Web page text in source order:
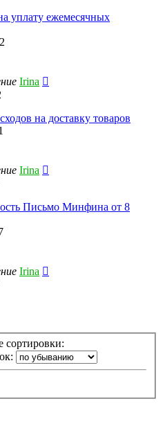
уплату ежемесячных
Irina
на доставку товаров
Irina
Письмо Минфина от 8
Irina
сортировки: